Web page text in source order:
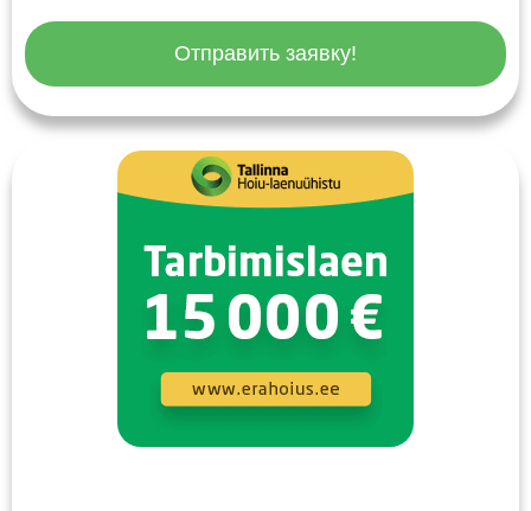
Отправить заявку!